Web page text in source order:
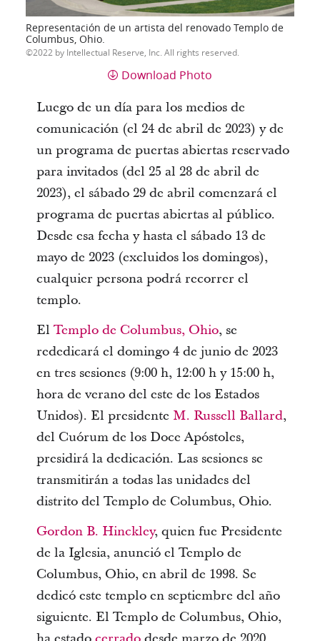
Representación de un artista del renovado Templo de
Columbus, Ohio.
2022 by Intellectual Reserve, Inc. All rights reserved.
Download Photo
Luego de un día para los medios de
comunicación (el 24 de abril de 2023) y de
un programa de puertas abiertas reservado
para invitados (del 25 al 28 de abril de
2023), el sábado 29 de abril comenzará el
programa de puertas abiertas al público.
Desde esa fecha y hasta el sábado 13 de
mayo de 2023 (excluidos los domingos),
cualquier persona podrá recorrer el
templo.
El Templo de Columbus, Ohio, se
rededicará el domingo 4 de junio de 2023
en tres sesiones (9:00 h, 12:00 h y 15:00 h,
hora de verano del este de los Estados
Unidos). El presidente M. Russell Ballard,
del Cuórum de los Doce Apóstoles,
presidirá la dedicación. Las sesiones se
transmitirán a todas las unidades del
distrito del Templo de Columbus, Ohio.
Gordon B. Hinckley, quien fue Presidente
de la Iglesia, anunció el Templo de
Columbus, Ohio, en abril de 1998. Se
dedicó este templo en septiembre del año
siguiente. El Templo de Columbus, Ohio,